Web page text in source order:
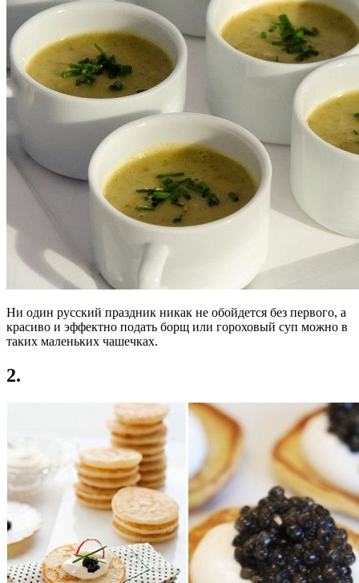
Ни один русский праздник никак не обойдется без первого, а
красиво и эффектно подать борщ или гороховый суп можно в
таких маленьких чашечках.
2.